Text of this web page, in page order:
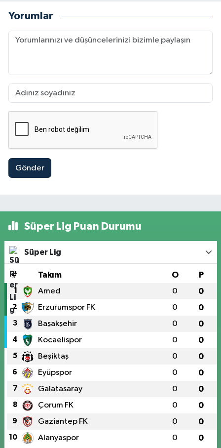
Yorumlar
Gönder
Süper Lig Puan Durumu
Süper Lig
# Takım O P
1 Amed 0 0
2 Erzurumspor FK 0 0
3 Başakşehir 0 0
4 Kocaelispor 0 0
5 Beşiktaş 0 0
6 Eyüpspor 0 0
7 Galatasaray 0 0
8 Çorum FK 0 0
9 Gaziantep FK 0 0
10 Alanyaspor 0 0